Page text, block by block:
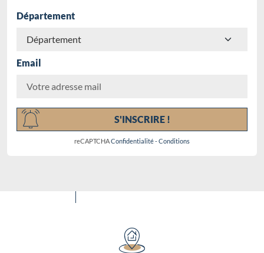
Département
Email
S'INSCRIRE !
reCAPTCHAConfidentialité-Conditions